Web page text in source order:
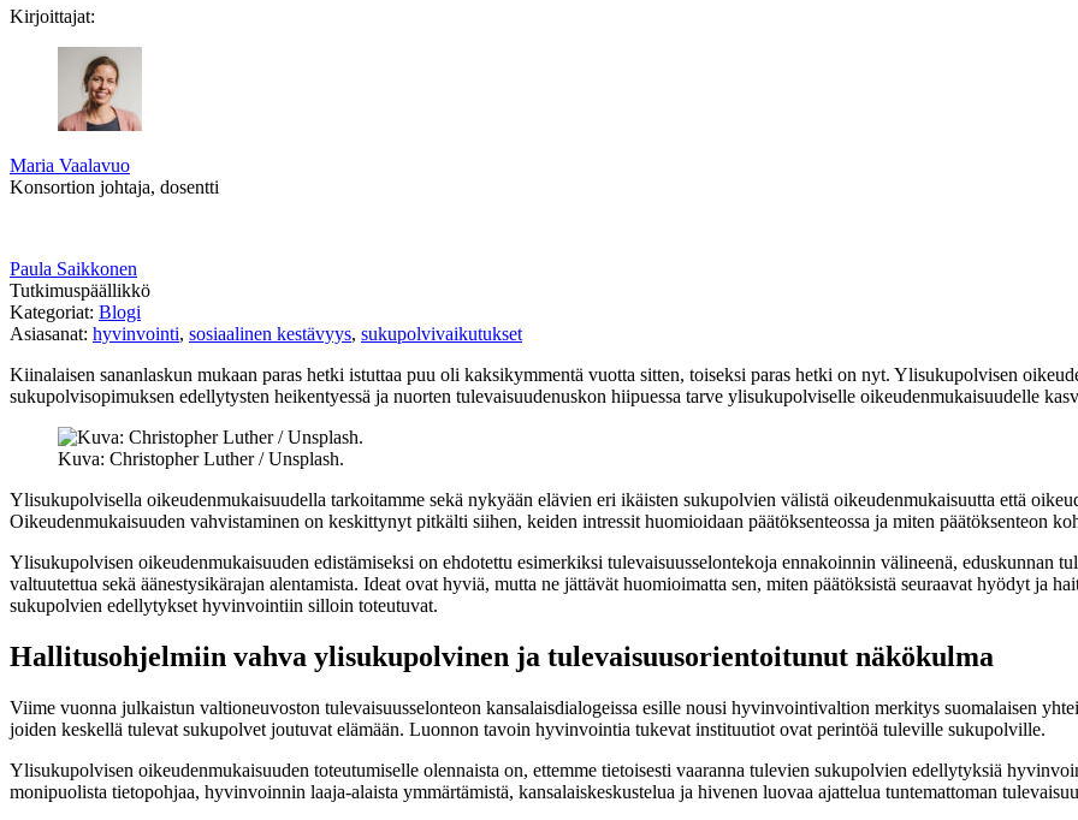
Kirjoittajat:
Maria Vaalavuo
Konsortion johtaja, dosentti
Paula Saikkonen
Tutkimuspäällikkö
Kategoriat: Blogi
Asiasanat: hyvinvointi, sosiaalinen kestävyys, sukupolvivaikutukset
Kiinalaisen sananlaskun mukaan paras hetki istuttaa puu oli kaksikymmentä vuotta sitten, toiseksi paras hetki on nyt. Ylisukupolvisen
sukupolvisopimuksen edellytysten heikentyessä ja nuorten tulevaisuudenuskon hiipuessa tarve ylisukupolviselle oikeudenmukaisuudelle
Kuva: Christopher Luther / Unsplash.
Ylisukupolvisella oikeudenmukaisuudella tarkoitamme sekä nykyään elävien eri ikäisten sukupolvien välistä oikeudenmukaisuutta että
Oikeudenmukaisuuden vahvistaminen on keskittynyt pitkälti siihen, keiden intressit huomioidaan päätöksenteossa ja miten päätöksenteon
Ylisukupolvisen oikeudenmukaisuuden edistämiseksi on ehdotettu esimerkiksi tulevaisuusselontekoja ennakoinnin välineenä, eduskunnan
valtuutettua sekä äänestysikärajan alentamista. Ideat ovat hyviä, mutta ne jättävät huomioimatta sen, miten päätöksistä seuraavat hyödyt ja
sukupolvien edellytykset hyvinvointiin silloin toteutuvat.
Hallitusohjelmiin vahva ylisukupolvinen ja tulevaisuusorientoitunut näkökulma
Viime vuonna julkaistun valtioneuvoston tulevaisuusselonteon kansalaisdialogeissa esille nousi hyvinvointivaltion merkitys suomalaisen
joiden keskellä tulevat sukupolvet joutuvat elämään. Luonnon tavoin hyvinvointia tukevat instituutiot ovat perintöä tuleville sukupolville.
Ylisukupolvisen oikeudenmukaisuuden toteutumiselle olennaista on, ettemme tietoisesti vaaranna tulevien sukupolvien edellytyksiä
monipuolista tietopohjaa, hyvinvoinnin laaja-alaista ymmärtämistä, kansalaiskeskustelua ja hivenen luovaa ajattelua tuntemattoman